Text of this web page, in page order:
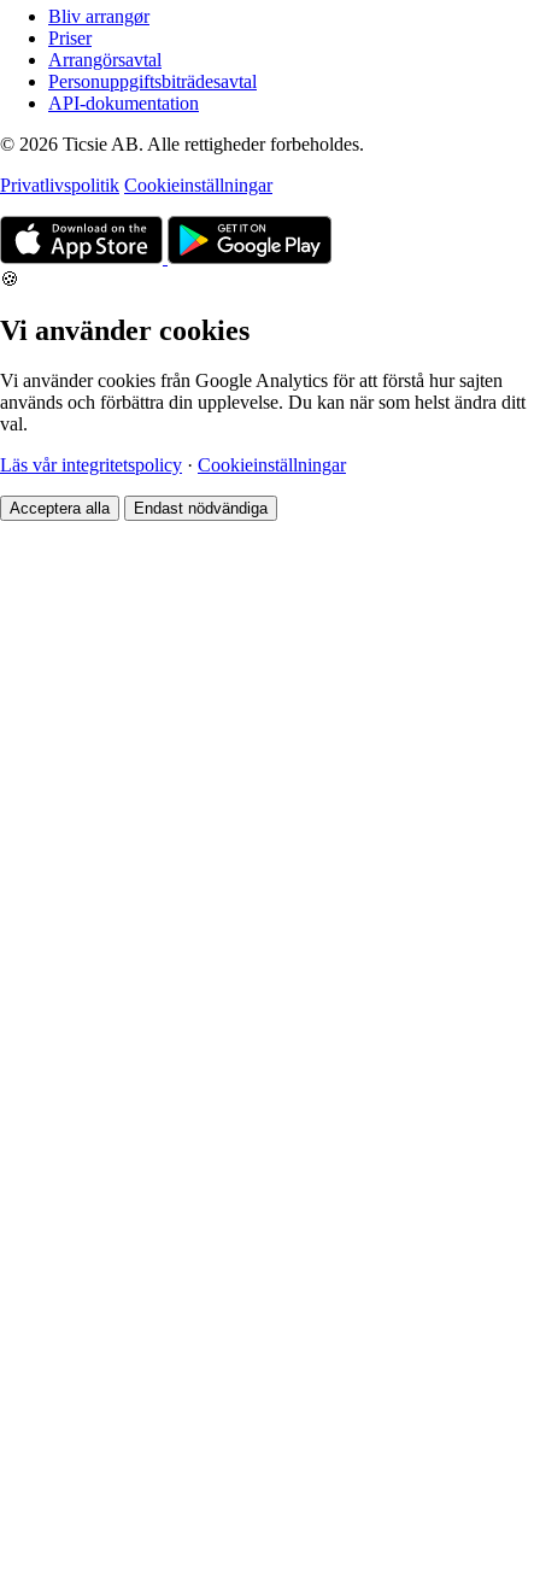
Bliv arrangør
Priser
Arrangörsavtal
Personuppgiftsbiträdesavtal
API-dokumentation
© 2026 Ticsie AB. Alle rettigheder forbeholdes.
Privatlivspolitik Cookieinställningar
🍪
Vi använder cookies
Vi använder cookies från Google Analytics för att förstå hur sajten
används och förbättra din upplevelse. Du kan när som helst ändra ditt
val.
Läs vår integritetspolicy · Cookieinställningar
Acceptera alla Endast nödvändiga